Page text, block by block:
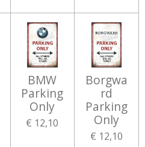
BMW
Parking
Only
€ 12,10
Borgwa
rd
Parking
Only
€ 12,10